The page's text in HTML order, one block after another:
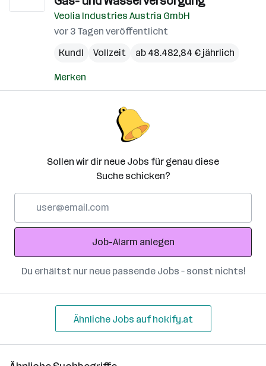
Veolia Industries Austria GmbH
vor 3 Tagen veröffentlicht
Kundl
Vollzeit ab 48.482,84 € jährlich
Merken
Sollen wir dir neue Jobs für genau diese
Suche schicken?
Adresse
Job-Alarm anlegen
Du erhältst nur neue passende Jobs – sonst nichts!
Ähnliche Jobs auf hokify.at